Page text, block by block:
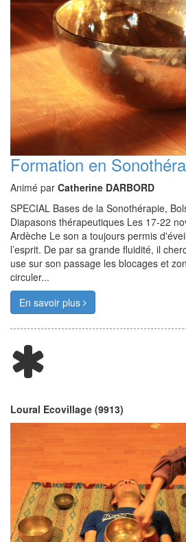
Formation en
Animé par Catherine DARBORD
SPECIAL Bases de la Sonothérapie,
Diapasons thérapeutiques Les 17-22
Ardèche Le son a toujours permis
l’esprit. De par sa grande fluidité, il
use sur son passage les blocages et
circuler...
En savoir plus
Loural Ecovillage (9913)